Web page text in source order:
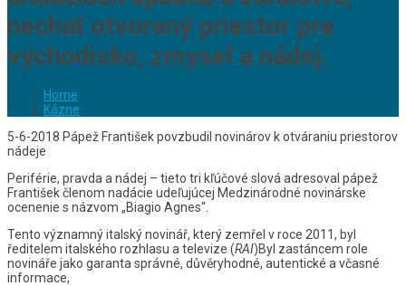
nechať otvorený priestor pre
východisko, zmysel a nádej.
Home
Kázne
5-6-2018 Pápež František povzbudil novinárov k otváraniu priestorov
nádeje
Periférie, pravda a nádej – tieto tri kľúčové slová adresoval pápež
František členom nadácie udeľujúcej Medzinárodné novinárske
ocenenie s názvom „Biagio Agnes“.
Tento významný italský novinář, který zemřel v roce 2011, byl
ředitelem italského rozhlasu a televize (RAI)Byl zastáncem role
novináře jako garanta správné, důvěryhodné, autentické a včasné
informace,